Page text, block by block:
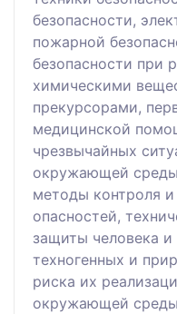
безопасности,
пожарной
безопасности при
химическими
прекурсорами,
медицинской
чрезвычайных
окружающей
методы контроля
опасностей,
защиты человека
техногенных и
риска их
окружающей